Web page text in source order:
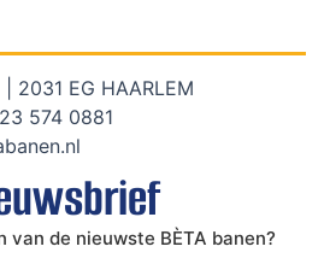
2031 EG HAARLEM
574 0881
de nieuwste BÈTA banen?